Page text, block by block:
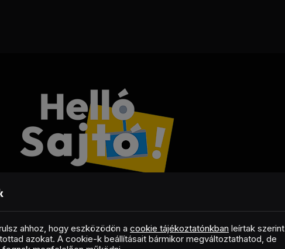
FacebookLinkedInX
RSS
Copyright © 2026 Helló Sajtó! Üzleti Sajtószolgálat
ahhoz, hogy eszközödön acookie tájékoztatónkban leírtak szerint
azokat. A cookie-k beállításait bármikor megváltoztathatod, de